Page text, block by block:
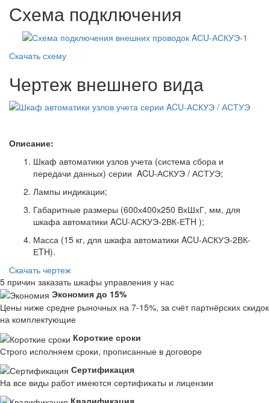
Схема подключения
Скачать схему
Чертеж внешнего вида
Описание:
Шкаф автоматики узлов учета (система сбора и
передачи данных) серии ACU-АСКУЭ / АСТУЭ;
Лампы индикации;
Габаритные размеры (600х400х250 ВхШхГ, мм, для
шкафа автоматики ACU-АСКУЭ-2ВК-ЕTH );
Масса (15 кг, для шкафа автоматики ACU-АСКУЭ-2ВК-
ЕTH).
Скачать чертеж
5 причин заказать шкафы управления у нас
Экономия до 15%
Цены ниже средне рыночных на 7-15%, за счёт партнёрских скидок
на комплектующие
Короткие сроки
Строго исполняем сроки, прописанные в договоре
Сертификация
На все виды работ имеются сертификаты и лицензии
Квалификация